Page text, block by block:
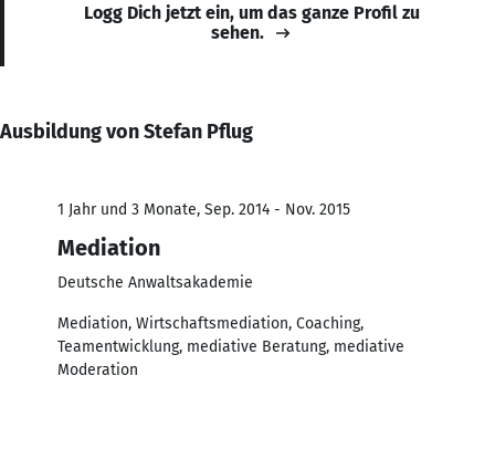
Logg Dich jetzt ein, um das ganze Profil zu
sehen.
Ausbildung von Stefan Pflug
1 Jahr und 3 Monate, Sep. 2014 - Nov. 2015
Mediation
Deutsche Anwaltsakademie
Mediation, Wirtschaftsmediation, Coaching,
Teamentwicklung, mediative Beratung, mediative
Moderation